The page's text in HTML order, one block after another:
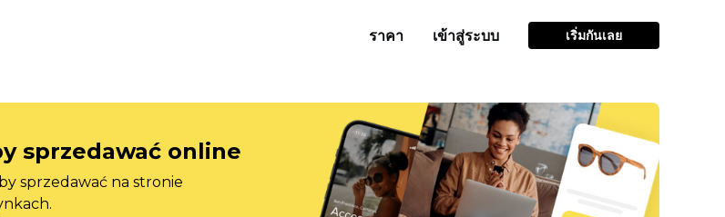
ราคา เข้าสู่ระบบ เริ่มกันเลย
sprzedawać online
sprzedawać na stronie